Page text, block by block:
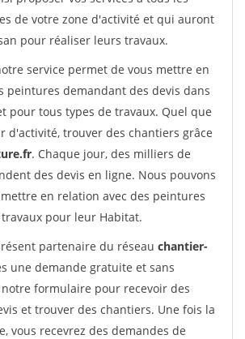
de votre zone d'activité et qui auront
pour réaliser leurs travaux.
service permet de vous mettre en
peintures demandant des devis dans
pour tous types de travaux. Quel que
d'activité, trouver des chantiers grâce
. Chaque jour, des milliers de
des devis en ligne. Nous pouvons
en relation avec des peintures
pour leur Habitat.
partenaire du réseau chantier-
une demande gratuite et sans
formulaire pour recevoir des
et trouver des chantiers. Une fois la
vous recevrez des demandes de